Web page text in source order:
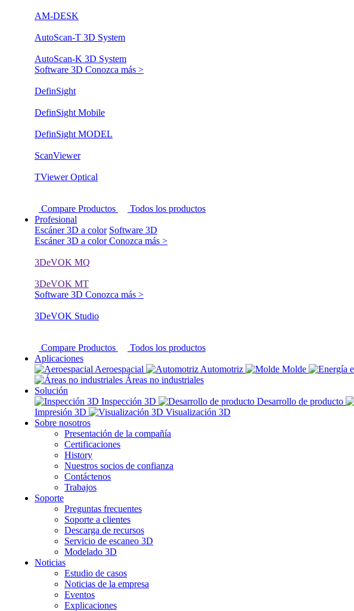
AM-DESK
AutoScan-T 3D System
AutoScan-K 3D System
Software 3D Conozca más >
DefinSight
DefinSight Mobile
DefinSight MODEL
ScanViewer
TViewer Optical
Compare Productos
Todos los productos
Profesional
Escáner 3D a color Software 3D
Escáner 3D a colorConozca más >
3DeVOK MQ
3DeVOK MT
Software 3D Conozca más >
3DeVOK Studio
Compare Productos
Todos los productos
Aplicaciones
Aeroespacial
Automotriz Molde
Áreas no industriales
Solución
Inspección 3D
Desarrollo de producto
Impresión 3D
Visualización 3D
Sobre nosotros
Presentación de la compañía
Certificaciones
History
Nuestros socios de confianza
Contáctenos
Trabajos
Soporte
Preguntas frecuentes
Soporte a clientes
Descarga de recursos
Servicio de escaneo 3D
Modelado 3D
Noticias
Estudio de casos
Noticias de la empresa
Eventos
Explicaciones